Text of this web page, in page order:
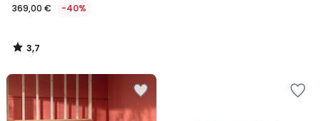
369,00 € -40%
3,7
/